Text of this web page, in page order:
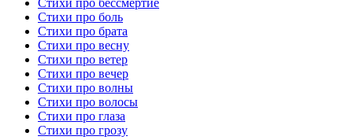
Стихи про бессмертие
Стихи про боль
Стихи про брата
Стихи про весну
Стихи про ветер
Стихи про вечер
Стихи про волны
Стихи про волосы
Стихи про глаза
Стихи про грозу